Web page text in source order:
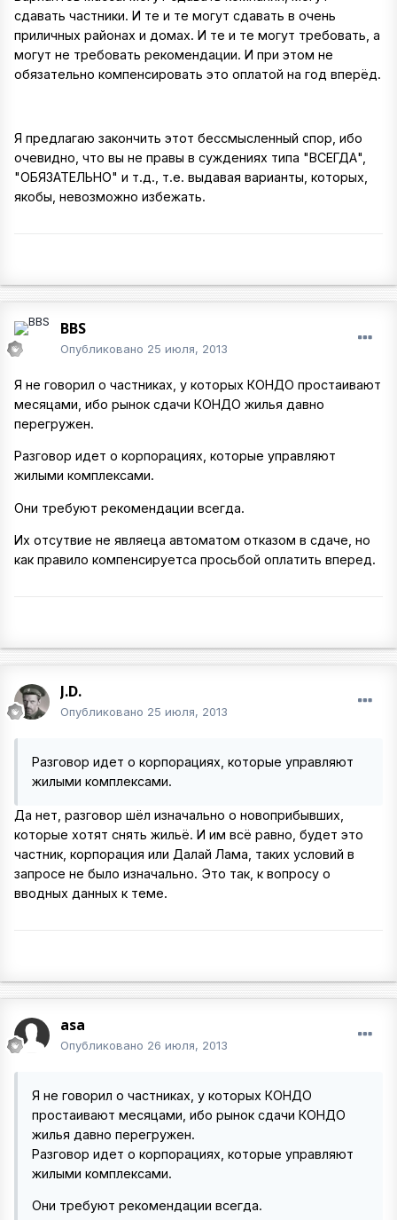
сдавать частники. И те и те могут сдавать в очень
приличных районах и домах. И те и те могут требовать, а
могут не требовать рекомендации. И при этом не
обязательно компенсировать это оплатой на год вперёд.
Я предлагаю закончить этот бессмысленный спор, ибо
очевидно, что вы не правы в суждениях типа "ВСЕГДА",
"ОБЯЗАТЕЛЬНО" и т.д., т.е. выдавая варианты, которых,
якобы, невозможно избежать.
BBS
Опубликовано 25 июля, 2013
Я не говорил о частниках, у которых КОНДО простаивают
месяцами, ибо рынок сдачи КОНДО жилья давно
перегружен.
Разговор идет о корпорациях, которые управляют
жилыми комплексами.
Они требуют рекомендации всегда.
Их отсутвие не являеца автоматом отказом в сдаче, но
как правило компенсируетса просьбой оплатить вперед.
J.D.
Опубликовано 25 июля, 2013
Разговор идет о корпорациях, которые управляют
жилыми комплексами.
Да нет, разговор шёл изначально о новоприбывших,
которые хотят снять жильё. И им всё равно, будет это
частник, корпорация или Далай Лама, таких условий в
запросе не было изначально. Это так, к вопросу о
вводных данных к теме.
asa
Опубликовано 26 июля, 2013
Я не говорил о частниках, у которых КОНДО
простаивают месяцами, ибо рынок сдачи КОНДО
жилья давно перегружен.
Разговор идет о корпорациях, которые управляют
жилыми комплексами.
Они требуют рекомендации всегда.